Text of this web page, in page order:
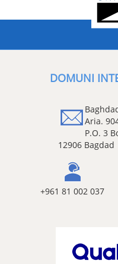
DOMUNI
Aria.
P.O. 3
12906 Bagdad
+961 81 002 037